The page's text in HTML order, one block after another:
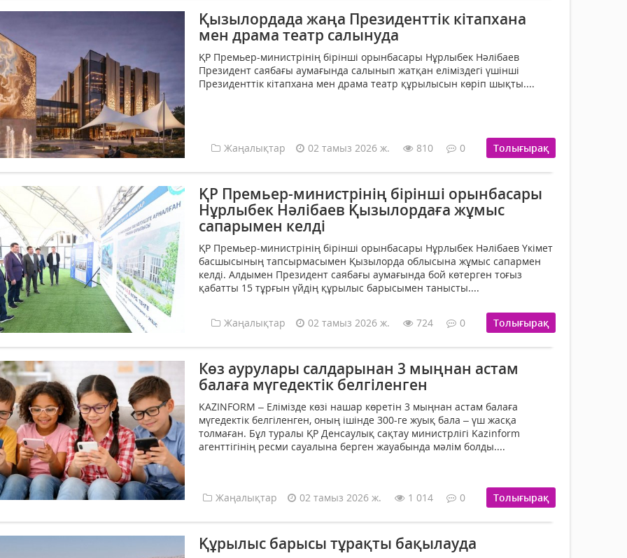
Қызылордада жаңа Президенттік кітапхана
мен драма театр салынуда
ҚР Премьер-министрінің бірінші орынбасары Нұрлыбек Нәлібаев
Президент саябағы аумағында салынып жатқан еліміздегі үшінші
Президенттік кітапхана мен драма театр құрылысын көріп шықты....
Жаңалықтар 02 тамыз 2026 ж. 810 0 Толығырақ
ҚР Премьер-министрінің бірінші орынбасары
Нұрлыбек Нәлібаев Қызылордаға жұмыс
сапарымен келді
ҚР Премьер-министрінің бірінші орынбасары Нұрлыбек Нәлібаев Үкімет
басшысының тапсырмасымен Қызылорда облысына жұмыс сапармен
келді. Алдымен Президент саябағы аумағында бой көтерген тоғыз
қабатты 15 тұрғын үйдің құрылыс барысымен танысты....
Жаңалықтар 02 тамыз 2026 ж. 724 0 Толығырақ
Көз аурулары салдарынан 3 мыңнан астам
балаға мүгедектік белгіленген
KAZINFORM – Елімізде көзі нашар көретін 3 мыңнан астам балаға
мүгедектік белгіленген, оның ішінде 300-ге жуық бала – үш жасқа
толмаған. Бұл туралы ҚР Денсаулық сақтау министрлігі Kazinform
агенттігінің ресми сауалына берген жауабында мәлім болды....
Жаңалықтар 02 тамыз 2026 ж. 1 014 0 Толығырақ
Құрылыс барысы тұрақты бақылауда